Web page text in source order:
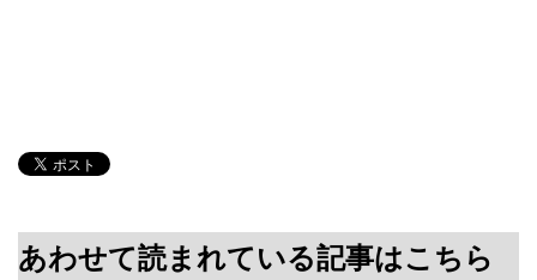
あわせて読まれている記事はこちら